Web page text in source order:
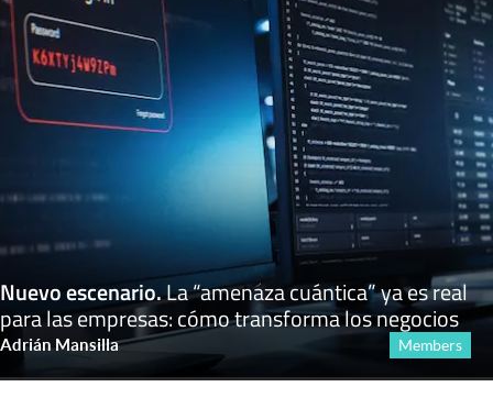
Nuevo escenario.La “amenaza cuántica” ya es real
para las empresas: cómo transforma los negocios
Adrián Mansilla Members